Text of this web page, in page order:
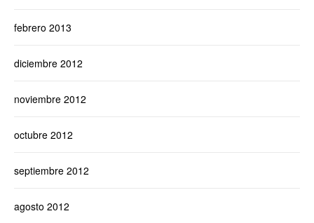
febrero 2013
diciembre 2012
noviembre 2012
octubre 2012
septiembre 2012
agosto 2012